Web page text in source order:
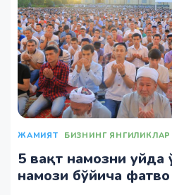
ЖАМИЯТ БИЗНИНГ ЯНГИЛИКЛАР
5 вақт намозни
намози бўйича